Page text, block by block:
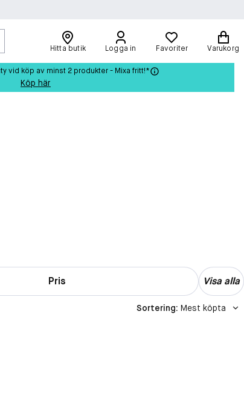
Hitta butik Logga in Favoriter Varukorg
vid köp av minst 2 produkter - Mixa fritt!*
Köp här
Pris Visa alla
Sortering: Mest köpta